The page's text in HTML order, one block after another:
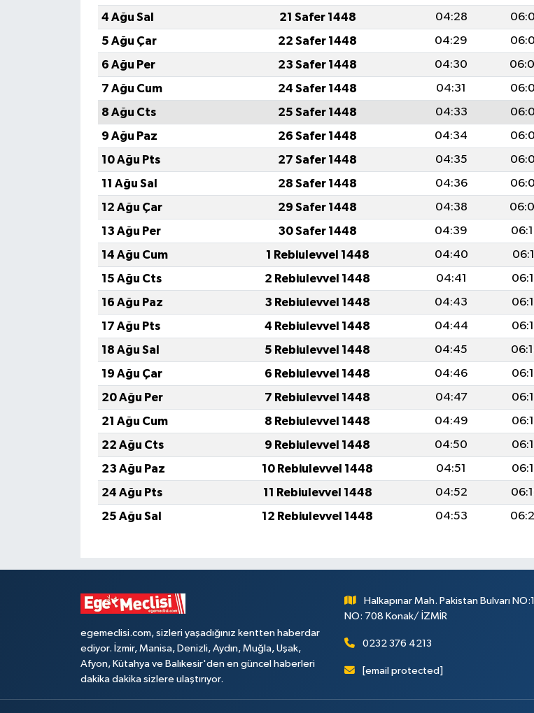
4 Ağu Sal
21 Safer 1448 04:28
5 Ağu Çar
22 Safer 1448 04:29
6 Ağu Per
23 Safer 1448 04:30
7 Ağu Cum
24 Safer 1448 04:31
8 Ağu Cts
25 Safer 1448 04:33
9 Ağu Paz
26 Safer 1448 04:34
10 Ağu Pts
27 Safer 1448 04:35
11 Ağu Sal
28 Safer 1448 04:36
12 Ağu Çar
29 Safer 1448 04:38
13 Ağu Per
30 Safer 1448 04:39
14 Ağu Cum
1 Rebiulevvel 1448 04:40
15 Ağu Cts
2 Rebiulevvel 1448 04:41
16 Ağu Paz
3 Rebiulevvel 1448 04:43
17 Ağu Pts
4 Rebiulevvel 1448 04:44
18 Ağu Sal
5 Rebiulevvel 1448 04:45
19 Ağu Çar
6 Rebiulevvel 1448 04:46
20 Ağu Per
7 Rebiulevvel 1448 04:47
21 Ağu Cum
8 Rebiulevvel 1448 04:49
22 Ağu Cts
9 Rebiulevvel 1448 04:50
23 Ağu Paz
10 Rebiulevvel 1448 04:51
24 Ağu Pts
11 Rebiulevvel 1448 04:52
25 Ağu Sal
12 Rebiulevvel 1448 04:53
egemeclisi.com, sizleri yaşadığınız kentten haberdar
ediyor. İzmir, Manisa, Denizli, Aydın, Muğla, Uşak,
Afyon, Kütahya ve Balıkesir'den en güncel haberleri
dakika dakika sizlere ulaştırıyor.
Halkapınar Mah. Pakistan Bulvarı
NO: 708 Konak/ İZMİR
0232 376 4213
[email protected]